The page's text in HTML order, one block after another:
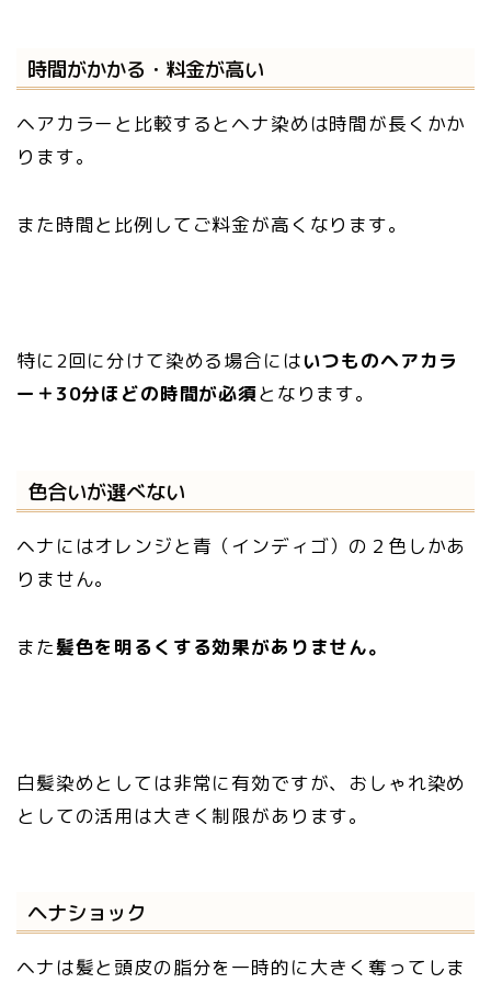
時間がかかる・料金が高い
ヘアカラーと比較するとヘナ染めは時間が長くかか
ります。
また時間と比例してご料金が高くなります。
特に2回に分けて染める場合にはいつものヘアカラ
ー＋30分ほどの時間が必須となります。
色合いが選べない
ヘナにはオレンジと青（インディゴ）の２色しかあ
りません。
また髪色を明るくする効果がありません。
白髪染めとしては非常に有効ですが、おしゃれ染め
としての活用は大きく制限があります。
ヘナショック
ヘナは髪と頭皮の脂分を一時的に大きく奪ってしま